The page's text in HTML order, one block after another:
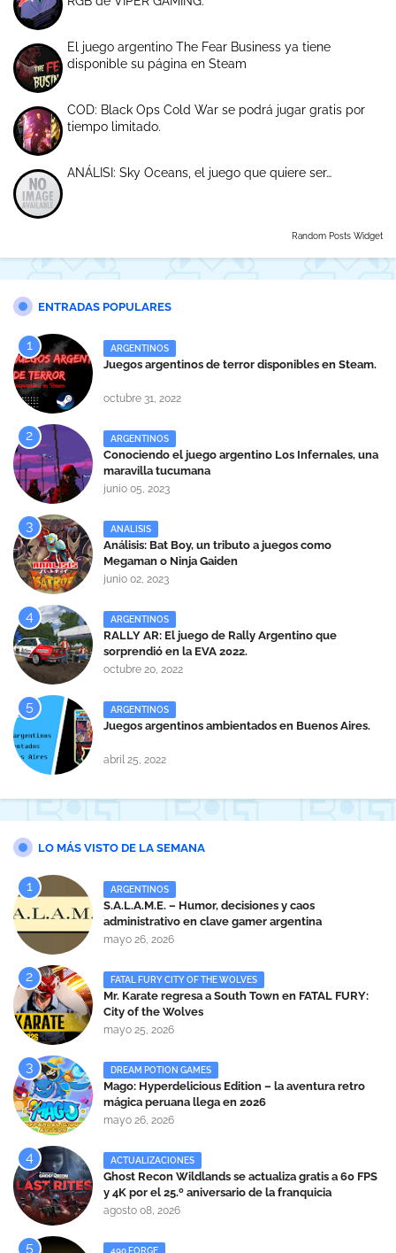
El juego argentino The Fear Business ya tiene
disponible su página en Steam
COD: Black Ops Cold War se podrá jugar gratis por
tiempo limitado.
ANÁLISI: Sky Oceans, el juego que quiere ser…
Random Posts Widget
ENTRADAS POPULARES
ARGENTINOS
Juegos argentinos de terror disponibles en Steam.
octubre 31, 2022
ARGENTINOS
Conociendo el juego argentino Los Infernales, una
maravilla tucumana
junio 05, 2023
ANALISIS
Análisis: Bat Boy, un tributo a juegos como
Megaman o Ninja Gaiden
junio 02, 2023
ARGENTINOS
RALLY AR: El juego de Rally Argentino que
sorprendió en la EVA 2022.
octubre 20, 2022
ARGENTINOS
Juegos argentinos ambientados en Buenos Aires.
abril 25, 2022
LO MÁS VISTO DE LA SEMANA
ARGENTINOS
S.A.L.A.M.E. – Humor, decisiones y caos
administrativo en clave gamer argentina
mayo 26, 2026
FATAL FURY CITY OF THE WOLVES
Mr. Karate regresa a South Town en FATAL FURY:
City of the Wolves
mayo 25, 2026
DREAM POTION GAMES
Mago: Hyperdelicious Edition – la aventura retro
mágica peruana llega en 2026
mayo 26, 2026
ACTUALIZACIONES
Ghost Recon Wildlands se actualiza gratis a 60 FPS
y 4K por el 25.º aniversario de la franquicia
agosto 08, 2026
490 FORGE